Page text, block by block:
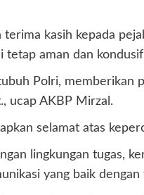
terima kasih kepada
tetap aman dan
Polri, memberikan
ucap AKBP Mirzal.
selamat atas
lingkungan tugas,
yang baik